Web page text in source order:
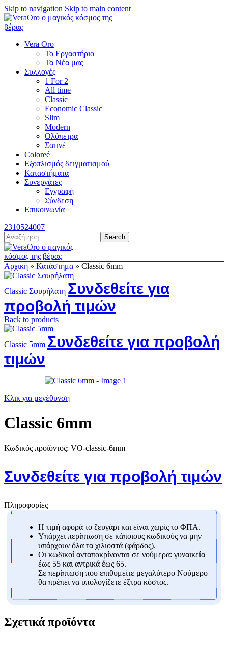
Skip to navigation Skip to main content
Vera Oro
Το Εργαστήριο
Τα Νέα μας
Συλλογές
1 For 2
All time
Classic
Economic Classic
Slim
Modern
Ολόπετρα
Σατινέ
Coloreé
Εξοπλισμός δειγματισμού
Καταστήματα
Συνεργάτες
Εγγραφή
Σύνδεση
Επικοινωνία
2310524007
Search
Αρχική » Κατάστημα » Classic 6mm
Classic Σφυρήλατη Συνδεθείτε για
προβολή τιμών
Back to products
Classic 5mm Συνδεθείτε για προβολή
τιμών
Κλικ για μεγέθυνση
Classic 6mm
Κωδικός προϊόντος: VO-classic-6mm
Συνδεθείτε για προβολή τιμών
Πληροφορίες
Η τιμή αφορά το ζευγάρι και είναι χωρίς το ΦΠΑ.
Υπάρχει περίπτωση σε κάποιους κωδικούς να μην
υπάρχουν όλα τα χιλιοστά (φάρδος).
Οι κωδικοί ανταποκρίνονται σε νούμερα: γυναικεία
έως 55 και αντρικά έως 65.
Σε περίπτωση που επιθυμείτε μεγαλύτερο Νούμερο
θα πρέπει να υπολογίζετε έξτρα κόστος.
Σχετικά προϊόντα